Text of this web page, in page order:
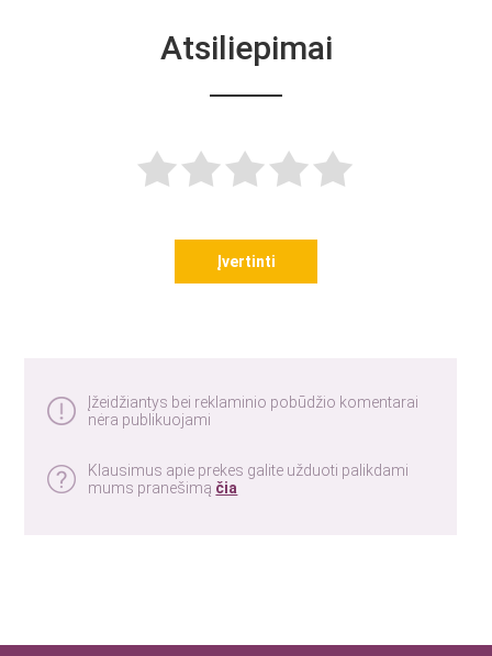
Atsiliepimai
Įvertinti
Įžeidžiantys bei reklaminio pobūdžio komentarai
nėra publikuojami
Klausimus apie prekes galite užduoti palikdami
mums pranešimą čia